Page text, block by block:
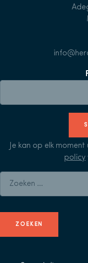
Je kan op elk
policy